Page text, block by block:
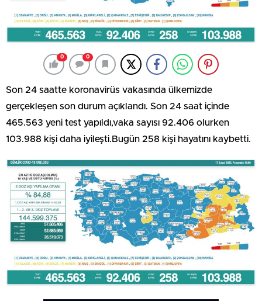
0 0
Son 24 saatte koronavirüs vakasında ülkemizde
gerçekleşen son durum açıklandı. Son 24 saat içinde
465.563 yeni test yapıldı,vaka sayısı 92.406 olurken
103.988 kişi daha iyileşti.Bugün 258 kişi hayatını kaybetti.